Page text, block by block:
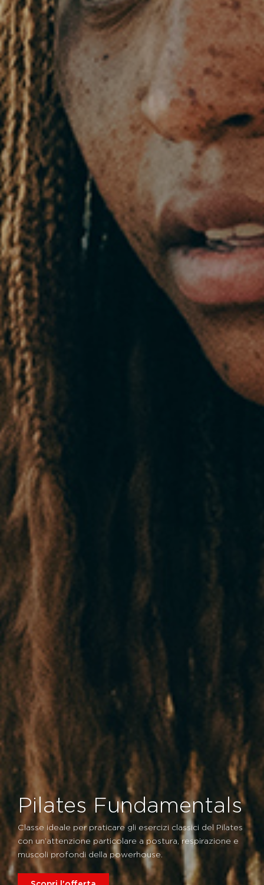
Pilates Fundamentals
Classe ideale per praticare gli esercizi classici del Pilates
con un’attenzione particolare a postura, respirazione e
muscoli profondi della powerhouse.